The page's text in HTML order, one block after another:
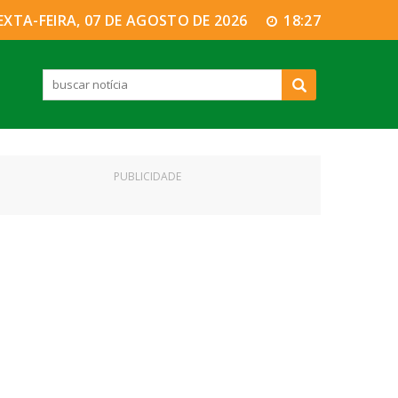
FEIRA, 07 DE AGOSTO DE 2026 18:27
PUBLICIDADE